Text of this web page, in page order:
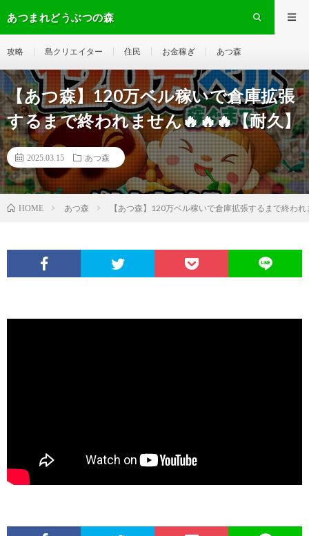
あつまれどうぶつの森
攻略 島クリエイター 住民 お金稼ぎ あつ森
【あつ森】120万ベル稼いで倉庫拡張
するまで終われません🔥🔥🔥【耐久】
2025.03.15 あつ森
HOME あつ森 【あつ森】120万ベル稼いで倉庫拡張するまで終わ